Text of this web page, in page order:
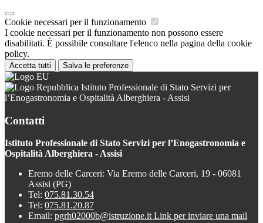
Cookie necessari per il funzionamento
I cookie necessari per il funzionamento non possono essere
disabilitati. È possibile consultare l'elenco nella pagina della cookie
policy.
Accetta tutti Salva le preferenze
Istituto Professionale di Stato Servizi per
l’Enogastronomia e Ospitalità Alberghiera - Assisi
Contatti
Istituto Professionale di Stato Servizi per l’Enogastronomia e
Ospitalità Alberghiera - Assisi
Eremo delle Carceri: Via Eremo delle Carceri, 19 - 06081
Assisi (PG)
Tel: 075.81.30.54
Tel: 075.81.20.87
Email: pgrh02000b@istruzione.itLink per inviare una mail